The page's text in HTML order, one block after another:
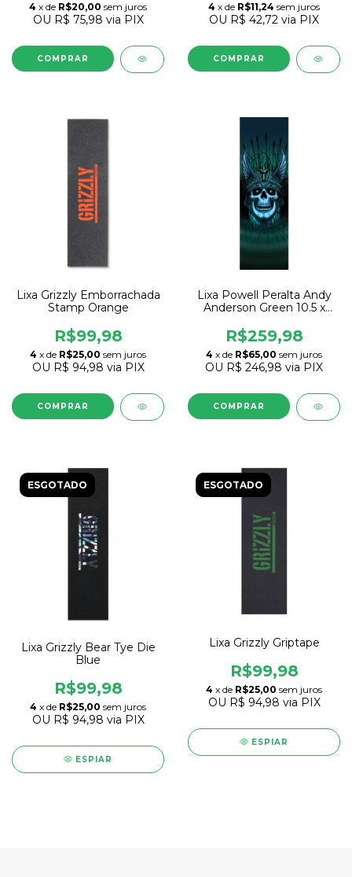
4 x de R$20,00 sem juros
OU R$ 75,98 via PIX
4 x de R$11,24 sem juros
OU R$ 42,72 via PIX
Lixa Grizzly Emborrachada
Stamp Orange
R$99,98
4 x de R$25,00 sem juros
OU R$ 94,98 via PIX
Lixa Powell Peralta Andy
Anderson Green 10.5 x
R$259,98
4 x de R$65,00 sem juros
OU R$ 246,98 via PIX
ESGOTADO
Lixa Grizzly Bear Tye Die
Blue
R$99,98
4 x de R$25,00 sem juros
OU R$ 94,98 via PIX
ESPIAR
ESGOTADO
Lixa Grizzly Griptape
R$99,98
4 x de R$25,00 sem juros
OU R$ 94,98 via PIX
ESPIAR